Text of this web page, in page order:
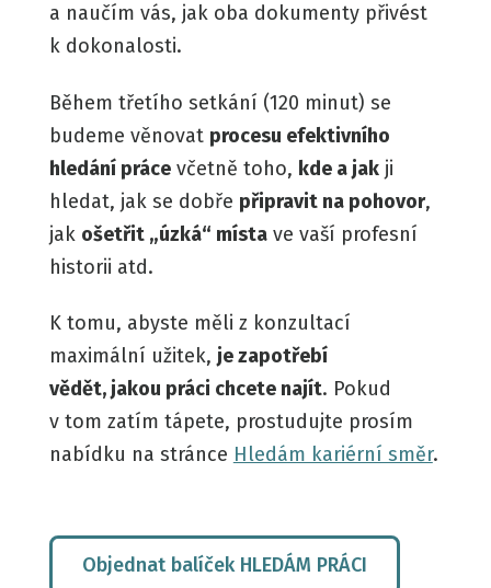
a naučím vás, jak oba dokumenty přivést
k dokonalosti.
Během třetího setkání (120 minut) se
budeme věnovat procesu efektivního
hledání prácevčetně toho, kde a jakji
hledat, jak se dobře připravit na pohovor,
jak ošetřit „úzká“ místave vaší profesní
historii atd.
K tomu, abyste měli z konzultací
maximální užitek, je zapotřebí
vědět, jakou práci chcete najít. Pokud
v tom zatím tápete, prostudujte prosím
nabídku na stránce Hledám kariérní směr.
Objednat balíček HLEDÁM PRÁCI